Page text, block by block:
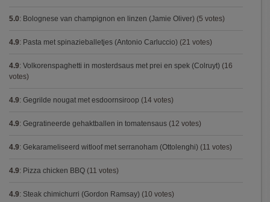
5.0: Bolognese van champignon en linzen (Jamie Oliver) (5 votes)
4.9: Pasta met spinazieballetjes (Antonio Carluccio) (21 votes)
4.9: Volkorenspaghetti in mosterdsaus met prei en spek (Colruyt) (16
votes)
4.9: Gegrilde nougat met esdoornsiroop (14 votes)
4.9: Gegratineerde gehaktballen in tomatensaus (12 votes)
4.9: Gekarameliseerd witloof met serranoham (Ottolenghi) (11 votes)
4.9: Pizza chicken BBQ (11 votes)
4.9: Steak chimichurri (Gordon Ramsay) (10 votes)